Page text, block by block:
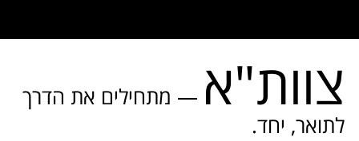
צוות"א — מתחילים את הדרך
לתואר, יחד.